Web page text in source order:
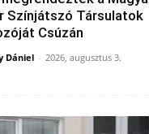
Színjátszó Társulatok
Csúzán
Dániel - 2026, augusztus 3.